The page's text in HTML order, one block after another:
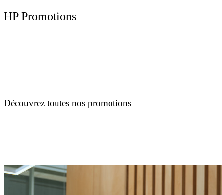
HP Promotions
Découvrez toutes nos promotions